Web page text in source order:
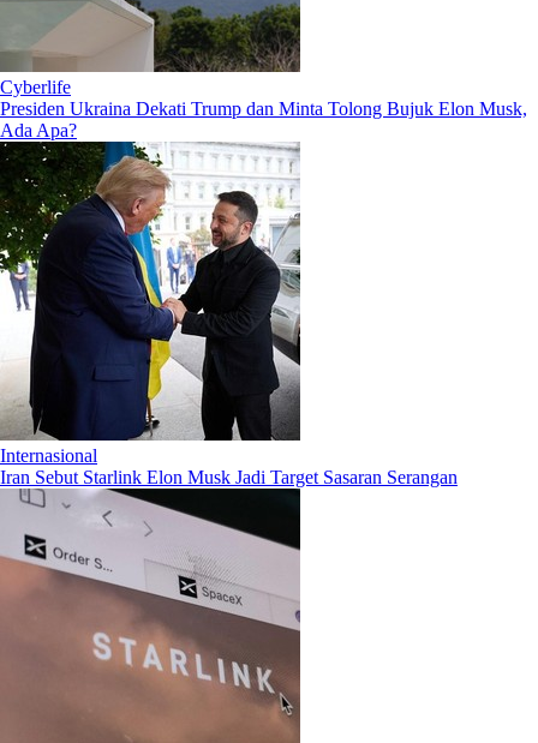
Cyberlife
Presiden Ukraina Dekati Trump dan Minta Tolong Bujuk Elon Musk,
Ada Apa?
Internasional
Iran Sebut Starlink Elon Musk Jadi Target Sasaran Serangan